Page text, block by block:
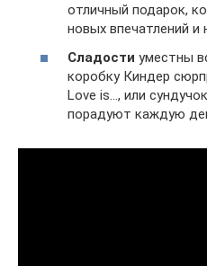
отличный подарок,
новых впечатлений и
Сладости уместны
коробку Киндер
Love is…, или
порадуют каждую